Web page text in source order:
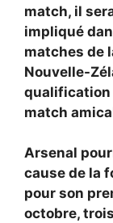
match, il
impliqué
matches de
Nouvelle-
qualification
match
Arsenal
cause de la
pour son
octobre,